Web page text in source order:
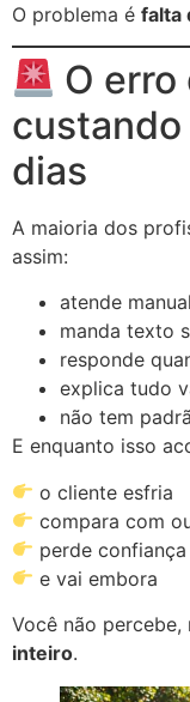
O problema é falta
O erro
dias
A maioria dos
assim:
atende
manda texto
responde
explica tudo
não tem
E enquanto isso
o cliente esfria
compara com
perde confiança
e vai embora
Você não percebe,
inteiro.